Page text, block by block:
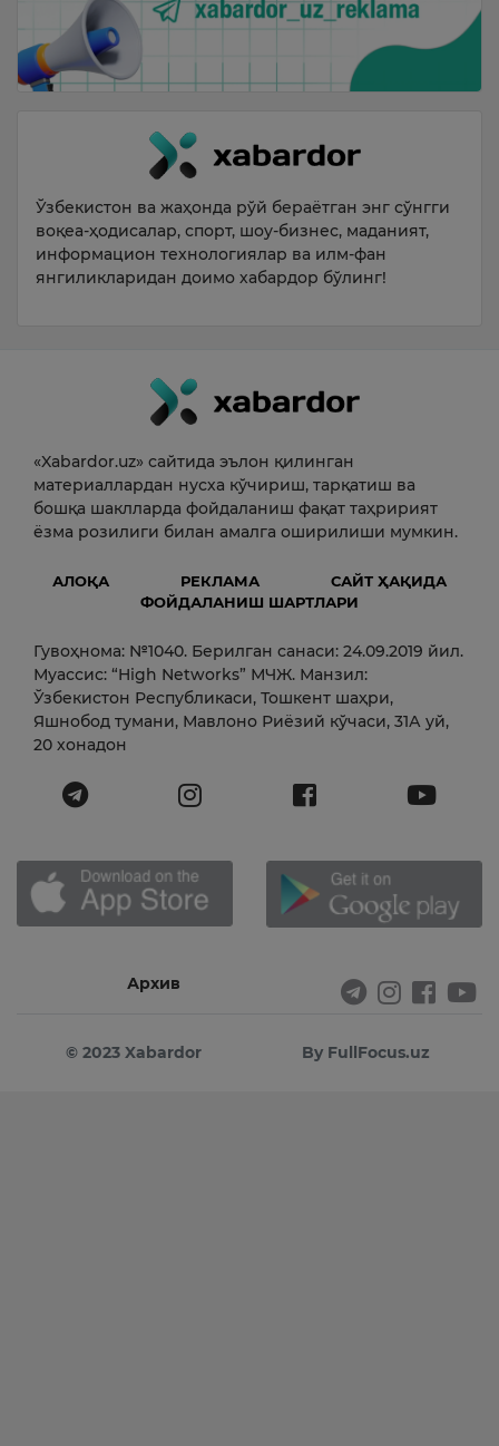
Ўзбекистон ва жаҳонда рўй бераётган энг сўнгги
воқеа-ҳодисалар, спорт, шоу-бизнес, маданият,
информацион технологиялар ва илм-фан
янгиликларидан доимо хабардор бўлинг!
«Xabardor.uz» сайтида эълон қилинган
материаллардан нусха кўчириш, тарқатиш ва
бошқа шаклларда фойдаланиш фақат таҳририят
ёзма розилиги билан амалга оширилиши мумкин.
АЛОҚА РЕКЛАМА
САЙТ ҲАҚИДА
ФОЙДАЛАНИШ ШАРТЛАРИ
Гувоҳнома: №1040. Берилган санаси: 24.09.2019 йил.
Муассис: “High Networks” МЧЖ. Манзил:
Ўзбекистон Республикаси, Тошкент шаҳри,
Яшнобод тумани, Мавлоно Риёзий кўчаси, 31А уй,
20 хонадон
Архив
© 2023 Xabardor By FullFocus.uz